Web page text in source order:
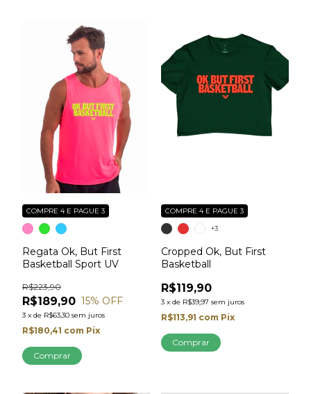
Regata Ok, But First
Basketball Sport UV
R$189,90
R$223,90
15% OFF
3 x de R$63,30 sem juros
COMPRE 4 E PAGUE 3
R$180,41 com Pix
Comprar
Cropped Ok, But First
Basketball
R$119,90
3 x de R$39,97 sem juros
COMPRE 4 E PAGUE 3
R$113,91 com Pix
+3
Comprar